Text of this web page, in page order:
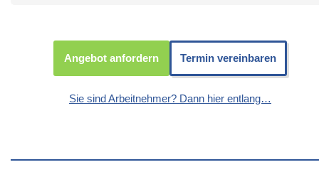
Angebot anfordern Termin vereinbaren
Sie sind Arbeitnehmer? Dann hier entlang…